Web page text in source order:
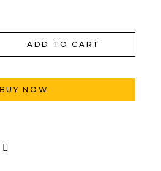
ADD TO CART
BUY NOW